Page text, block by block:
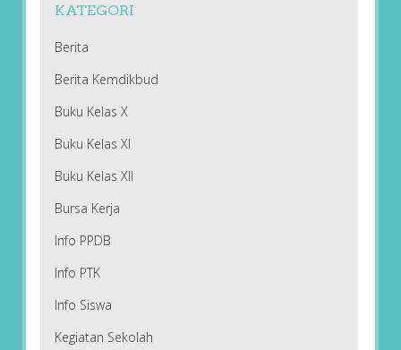
KATEGORI
Berita
Berita Kemdikbud
Buku Kelas X
Buku Kelas XI
Buku Kelas XII
Bursa Kerja
Info PPDB
Info PTK
Info Siswa
Kegiatan Sekolah